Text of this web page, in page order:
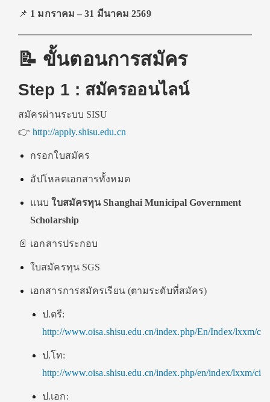
📌 1 มกราคม – 31 มีนาคม 2569
📝 ขั้นตอนการสมัคร
Step 1 : สมัครออนไลน์
สมัครผ่านระบบ SISU
👉http://apply.shisu.edu.cn
กรอกใบสมัคร
อัปโหลดเอกสารทั้งหมด
แนบใบสมัครทุน Shanghai Municipal Government
Scholarship
📄 เอกสารประกอบ
ใบสมัครทุน SGS
เอกสารการสมัครเรียน (ตามระดับที่สมัคร)
ป.ตรี:
http://www.oisa.shisu.edu.cn/index.php/En/Index/lxxm/
ป.โท:
http://www.oisa.shisu.edu.cn/index.php/en/index/lxxm/
ป.เอก: